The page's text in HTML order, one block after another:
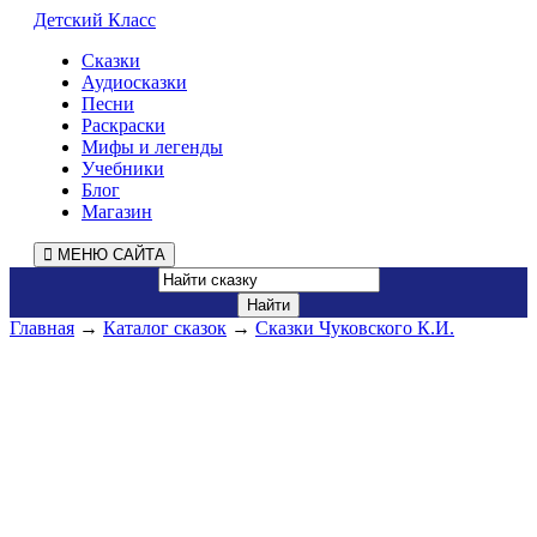
Детский Класс
Сказки
Аудиосказки
Песни
Раскраски
Мифы и легенды
Учебники
Блог
Магазин
МЕНЮ САЙТА
Главная → Каталог сказок → Сказки Чуковского К.И.